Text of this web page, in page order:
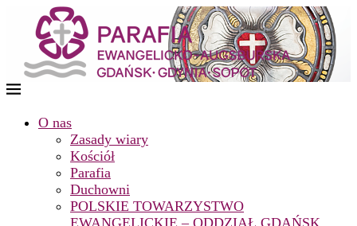
O nas
Zasady wiary
Kościół
Parafia
Duchowni
POLSKIE TOWARZYSTWO
EWANGELICKIE – ODDZIAŁ GDAŃSK